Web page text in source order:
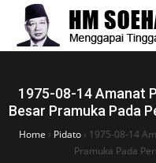
1975-08-14 Amanat
Besar Pramuka Pada
Home › Pidato› 1975-08-14
Pramuka Pada